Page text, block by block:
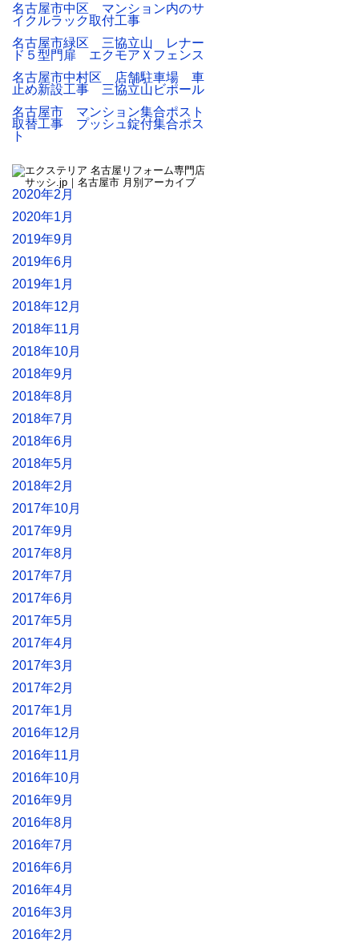
名古屋市中区 マンション内のサ
イクルラック取付工事
名古屋市緑区 三協立山 レナー
ド５型門扉 エクモアＸフェンス
名古屋市中村区 店舗駐車場 車
止め新設工事 三協立山ビポール
名古屋市 マンション集合ポスト
取替工事 プッシュ錠付集合ポス
ト
2020年2月
2020年1月
2019年9月
2019年6月
2019年1月
2018年12月
2018年11月
2018年10月
2018年9月
2018年8月
2018年7月
2018年6月
2018年5月
2018年2月
2017年10月
2017年9月
2017年8月
2017年7月
2017年6月
2017年5月
2017年4月
2017年3月
2017年2月
2017年1月
2016年12月
2016年11月
2016年10月
2016年9月
2016年8月
2016年7月
2016年6月
2016年4月
2016年3月
2016年2月